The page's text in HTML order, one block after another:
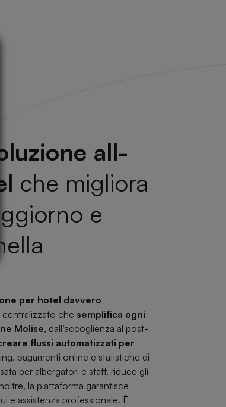
all-
che migliora
e
per hotel davvero
che semplifica ogni
Molise, dall’accoglienza al post-
flussi automatizzati per
pagamenti online e statistiche di
per albergatori e staff, riduce gli
la piattaforma garantisce
e assistenza professionale. È